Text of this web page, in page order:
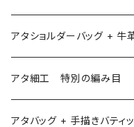
アタショルダーバッグ + 牛
アタ細工 特別の編み目
アタバッグ + 手描きバティ